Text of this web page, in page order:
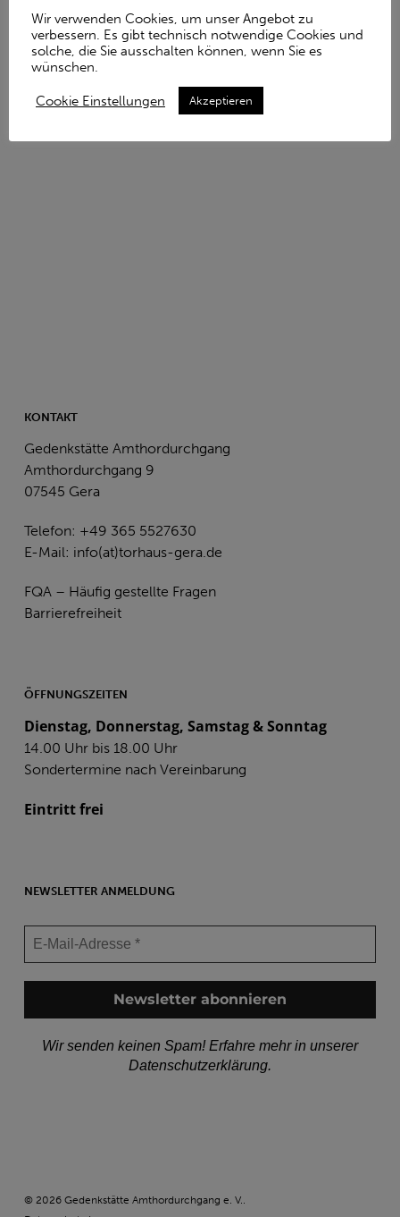
Wir freuen uns über ihre Informationen. Auch
Abbildungen der infrage kommenden Orte sind
KONTAKT
Gedenkstätte Amthordurchgang
Amthordurchgang 9
07545 Gera
Telefon: +49 365 5527630
E-Mail: info(at)torhaus-gera.de
FQA – Häufig gestellte Fragen
Barrierefreiheit
ÖFFNUNGSZEITEN
Dienstag, Donnerstag, Samstag & Sonntag
14.00 Uhr bis 18.00 Uhr
Sondertermine nach Vereinbarung
Eintritt frei
NEWSLETTER ANMELDUNG
Wir senden keinen Spam! Erfahre mehr in unserer
Datenschutzerklärung.
© 2026 Gedenkstätte Amthordurchgang e. V..
Wir verwenden Cookies, um unser Angebot zu
verbessern. Es gibt technisch notwendige Cookies und
solche, die Sie ausschalten können, wenn Sie es
wünschen.
Cookie Einstellungen Akzeptieren